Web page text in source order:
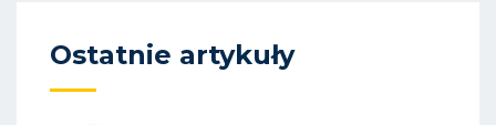
Ostatnie artykuły